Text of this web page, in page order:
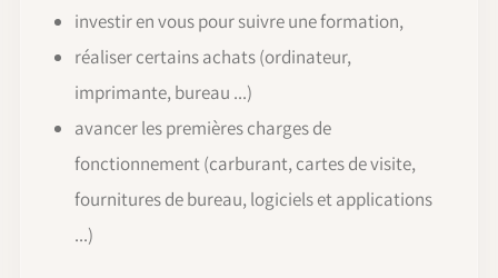
investir en vous pour suivre une formation,
réaliser certains achats (ordinateur,
imprimante, bureau ...)
avancer les premières charges de
fonctionnement (carburant, cartes de visite,
fournitures de bureau, logiciels et applications
...)